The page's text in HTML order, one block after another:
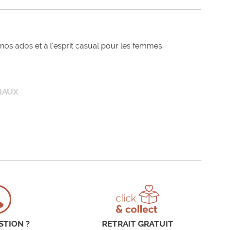
ados et à l'esprit casual pour les femmes.
?
RETRAIT GRATUIT